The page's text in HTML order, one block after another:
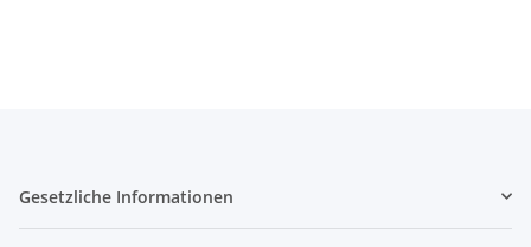
Gesetzliche Informationen